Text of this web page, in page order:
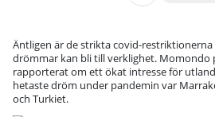
Äntligen är de strikta covid-
drömmar kan bli till verklighet. Momondo
rapporterat om ett ökat intresse för
hetaste dröm under pandemin var
och Turkiet.